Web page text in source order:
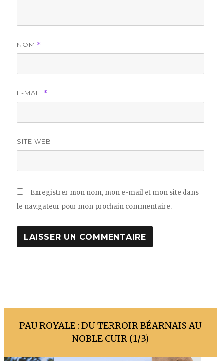
NOM *
E-MAIL *
SITE WEB
Enregistrer mon nom, mon e-mail et mon site dans
le navigateur pour mon prochain commentaire.
PAU ROYALE : DU TERROIR BÉARNAIS AU
NOBLE CUIR (1/3)